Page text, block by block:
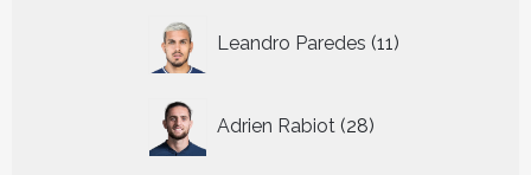
Leandro Paredes 11
producten
Adrien Rabiot 28
producten